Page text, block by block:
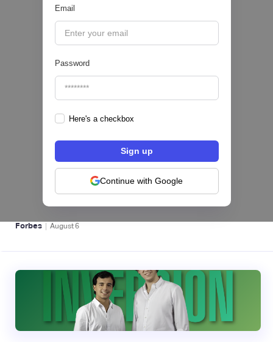
Email
Password
Here's a checkbox
Continue with Google
Pipeline Valor | August
hiSofi, Fintech de gestión de cobranzas,
levanta US$1 millón para instalar un hub
regional en Uruguay
BFM 👔
Forbes | August6